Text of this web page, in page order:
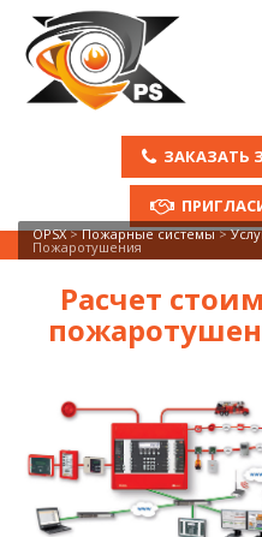
ЗАКАЗАТЬ
OPSX>Пожарные системы>
Пожаротушения
Расчет